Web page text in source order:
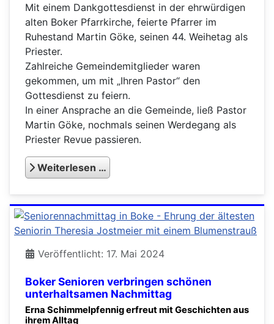
Mit einem Dankgottesdienst in der ehrwürdigen
alten Boker Pfarrkirche, feierte Pfarrer im
Ruhestand Martin Göke, seinen 44. Weihetag als
Priester.
Zahlreiche Gemeindemitglieder waren
gekommen, um mit „Ihren Pastor“ den
Gottesdienst zu feiern.
In einer Ansprache an die Gemeinde, ließ Pastor
Martin Göke, nochmals seinen Werdegang als
Priester Revue passieren.
Weiterlesen …
Boker Senioren verbringen schönen
unterhaltsamen Nachmittag
Veröffentlicht: 17. Mai 2024
Erna Schimmelpfennig erfreut mit Geschichten aus
ihrem Alltag